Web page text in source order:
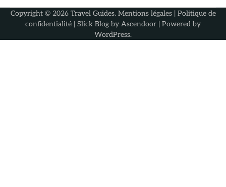
Copyright © 2026 Travel Guides. Mentions légales| Politique de
confidentialité | Slick Blog by Ascendoor | Powered by
WordPress.